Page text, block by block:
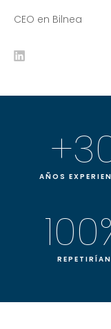
CEO en Bilnea
+
AÑOS
100
REPETIRÍAN